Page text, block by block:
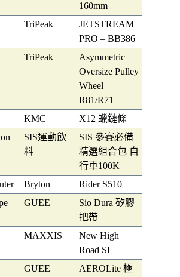
160mm
TriPeak
JETSTREAM
PRO – BB386
TriPeak
Asymmetric
Oversize Pulley
Wheel –
R81/R71
KMC
X12 蠟鏈條
SIS運動飲
料
SIS 參賽必備
精選組合包 自
行車100K
Bryton
Rider S510
GUEE
Sio Dura 矽膠
把帶
MAXXIS
New High
Road SL
GUEE
AEROLite 極